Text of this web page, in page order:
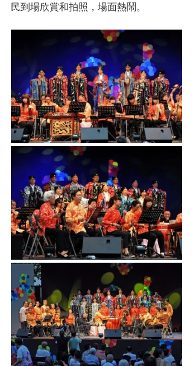
民到場欣賞和拍照，場面熱鬧。